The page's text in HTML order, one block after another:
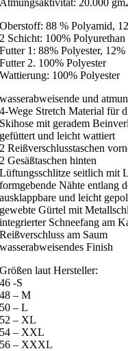
Oberstoff: 88 % Polyamid,
2 Schicht: 100% Polyurethan
Futter 1: 88% Polyester, 12%
Futter 2. 100% Polyester
Wattierung: 100% Polyester
wasserabweisende und
4-Wege Stretch Material für
Skihose mit geradem
gefüttert und leicht wattiert
2 Reißverschlusstaschen
2 Gesäßtaschen hinten
Lüftungsschlitze seitlich mit
formgebende Nähte entlang
ausklappbare und leicht
gewebte Gürtel mit
integrierter Schneefang am
Reißverschluss am Saum
wasserabweisendes Finish
Größen laut Hersteller:
46 -S
48 – M
50 – L
52 – XL
54 – XXL
56 – XXXL